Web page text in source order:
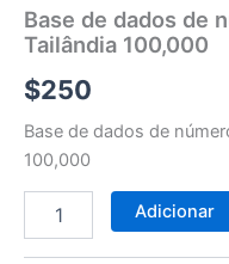
Base de dados de
Tailândia 100,000
$250
Base de dados de
100,000
Adicionar